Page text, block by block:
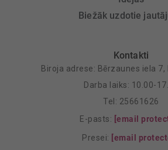
Biežāk uzdotie
Kontakti
Biroja adrese: Bērzaunes iela 7,
Darba laiks: 10.00-
Tel: 25661626
E-pasts: [email
Presei: [email